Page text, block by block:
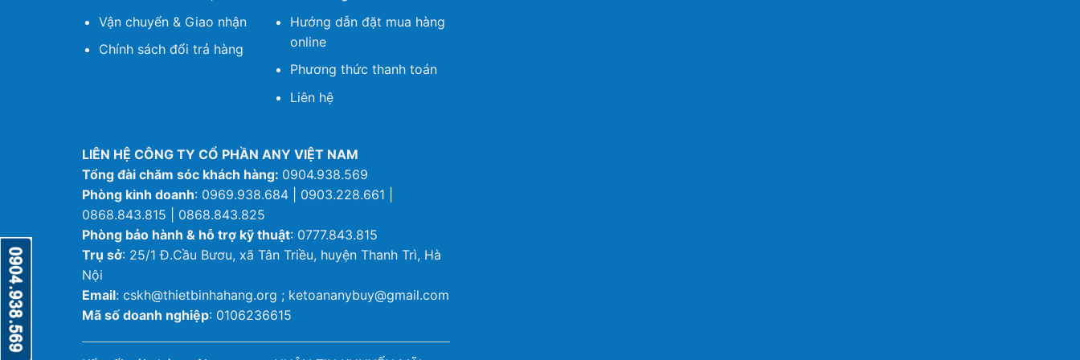
Vận chuyển & Giao nhận
Chính sách đổi trả hàng
Hướng dẫn đặt mua hàng
online
Phương thức thanh toán
Liên hệ
LIÊN HỆ CÔNG TY CỔ PHẦN ANY VIỆT NAM
Tổng đài chăm sóc khách hàng: 0904.938.569
Phòng kinh doanh: 0969.938.684 | 0903.228.661 |
0868.843.815 | 0868.843.825
Phòng bảo hành & hỗ trợ kỹ thuật: 0777.843.815
Trụ sở: 25/1 Đ.Cầu Bươu, xã Tân Triều, huyện Thanh Trì, Hà
Nội
Email: cskh@thietbinhahang.org ; ketoananybuy@gmail.com
Mã số doanh nghiệp: 0106236615